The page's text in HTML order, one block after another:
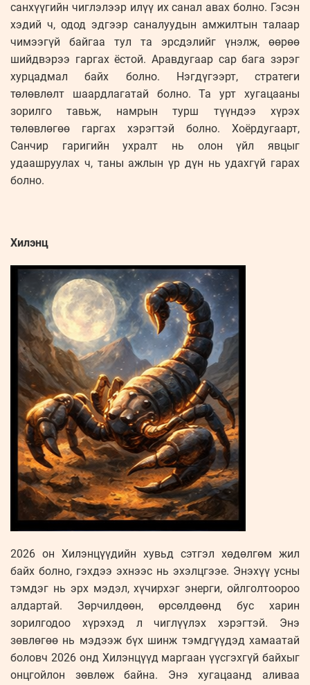
санхүүгийн чиглэлээр илүү их санал авах болно. Гэсэн
хэдий ч, одод эдгээр саналуудын амжилтын талаар
чимээгүй байгаа тул та эрсдэлийг үнэлж, өөрөө
шийдвэрээ гаргах ёстой. Аравдугаар сар бага зэрэг
хурцадмал байх болно. Нэгдүгээрт, стратеги
төлөвлөлт шаардлагатай болно. Та урт хугацааны
зорилго тавьж, намрын турш түүндээ хүрэх
төлөвлөгөө гаргах хэрэгтэй болно. Хоёрдугаарт,
Санчир гаригийн ухралт нь олон үйл явцыг
удаашруулах ч, таны ажлын үр дүн нь удахгүй гарах
болно.
Хилэнц
2026 он Хилэнцүүдийн хувьд сэтгэл хөдөлгөм жил
байх болно, гэхдээ эхнээс нь эхэлцгээе. Энэхүү усны
тэмдэг нь эрх мэдэл, хүчирхэг энерги, ойлголтоороо
алдартай. Зөрчилдөөн, өрсөлдөөнд бус харин
зорилгодоо хүрэхэд л чиглүүлэх хэрэгтэй. Энэ
зөвлөгөө нь мэдээж бүх шинж тэмдгүүдэд хамаатай
боловч 2026 онд Хилэнцүүд маргаан үүсгэхгүй байхыг
онцгойлон зөвлөж байна. Энэ хугацаанд аливаа